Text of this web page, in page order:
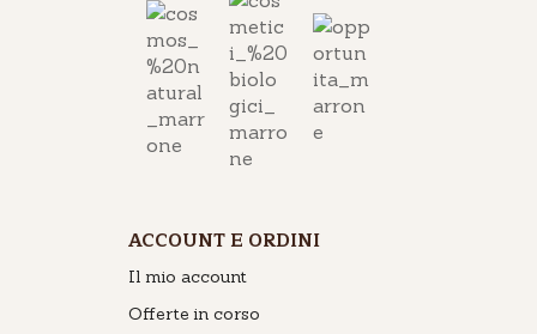
ACCOUNT E ORDINI
Il mio account
Offerte in corso